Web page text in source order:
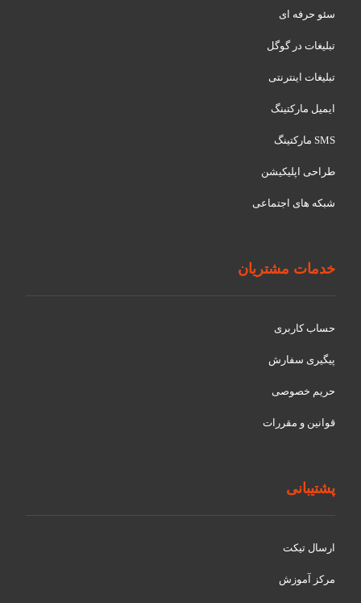
سئو حرفه ای
تبلیغات در گوگل
تبلیغات اینترنتی
ایمیل مارکتینگ
SMS مارکتینگ
طراحی اپلیکیشن
شبکه های اجتماعی
خدمات مشتریان
حساب کاربری
پیگیری سفارش
حریم خصوصی
قوانین و مقررات
پشتیبانی
ارسال تیکت
مرکز آموزش